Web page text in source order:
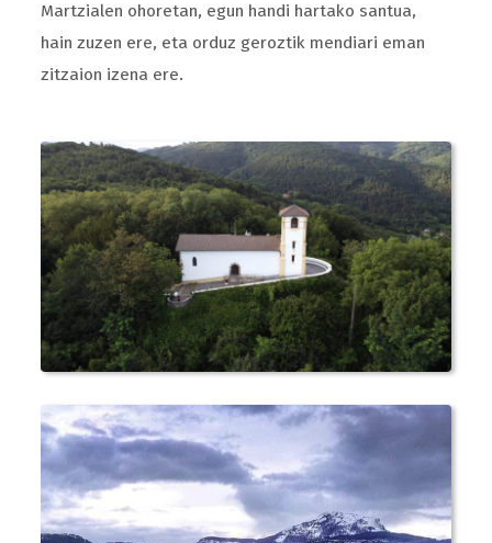
Martzialen ohoretan, egun handi hartako santua,
hain zuzen ere, eta orduz geroztik mendiari eman
zitzaion izena ere.